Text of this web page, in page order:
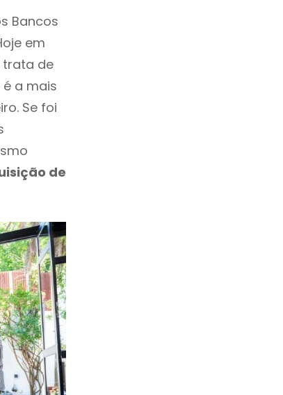
Bancos
em
trata de
a mais
Se foi
de